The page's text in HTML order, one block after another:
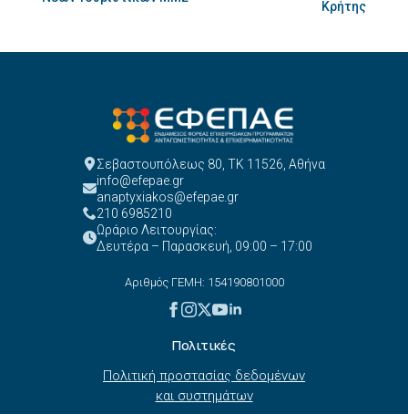
Κρήτης
Σεβαστουπόλεως 80, ΤΚ 11526, Αθήνα
info@efepae.gr
anaptyxiakos@efepae.gr
210 6985210
Ωράριο Λειτουργίας:
Δευτέρα – Παρασκευή, 09:00 – 17:00
Αριθμός ΓΕΜΗ: 154190801000
Πολιτικές
Πολιτική προστασίας δεδομένων
και συστημάτων